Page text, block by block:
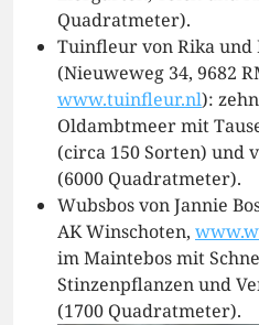
Quadratmeter).
Tuinfleur von Rika und
(Nieuweweg 34, 9682
www.tuinfleur.nl):
Oldambtmeer mit
(circa 150 Sorten) und
(6000 Quadratmeter).
Wubsbos von Jannie
AK Winschoten,
im Maintebos mit
Stinzenpflanzen und
(1700 Quadratmeter).